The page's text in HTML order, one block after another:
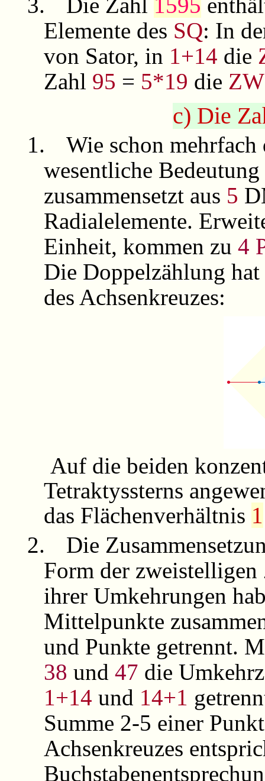
Elemente des SQ: In
von Sator, in 1+14 die
Zahl 95 = 5*19 die
c) Die
1.
Wie schon mehrfach
wesentliche
zusammensetzt aus 5
Radialelemente.
Einheit, kommen zu4
Die Doppelzählung
des Achsenkreuzes:
Auf die beiden
Tetraktyssterns
das Flächenverhältnis 1
2.
Die
Form der
ihrer Umkehrungen
Mittelpunkte
und Punkte getrennt.
38 und47 die
1+14 und 14+1
Summe 2-5 einer
Achsenkreuzes